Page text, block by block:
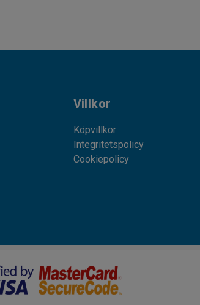
Villkor
Köpvillkor
Integritetspolicy
Cookiepolicy